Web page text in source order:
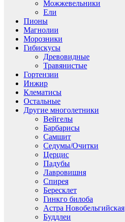
Можжевельники
Ели
Пионы
Магнолии
Морозники
Гибискусы
Древовидные
Травянистые
Гортензии
Инжир
Клематисы
Остальные
Другие многолетники
Вейгелы
Барбарисы
Самшит
Седумы/Очитки
Церцис
Падубы
Лавровишня
Спирея
Бересклет
Гинкго билоба
Астра Новобельгийская
Буддлеи